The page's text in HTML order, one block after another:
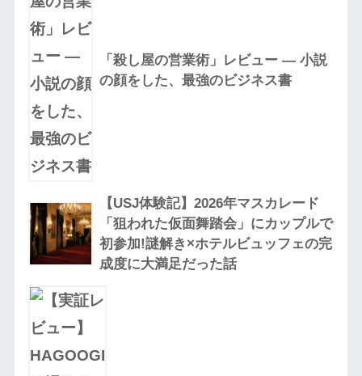
「殺し屋の営業術」レビュー — 小説
の顔をした、最強のビジネス書
【USJ体験記】2026年マスカレード
「狙われた仮面舞踏会」にカップルで
初参加!謎解き×ホテルビュッフェの完
成度に大満足だった話